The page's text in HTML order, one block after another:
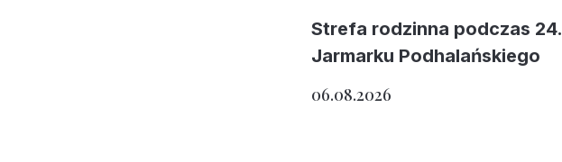
Strefa rodzinna podczas 24.
Jarmarku Podhalańskiego
06.08.2026